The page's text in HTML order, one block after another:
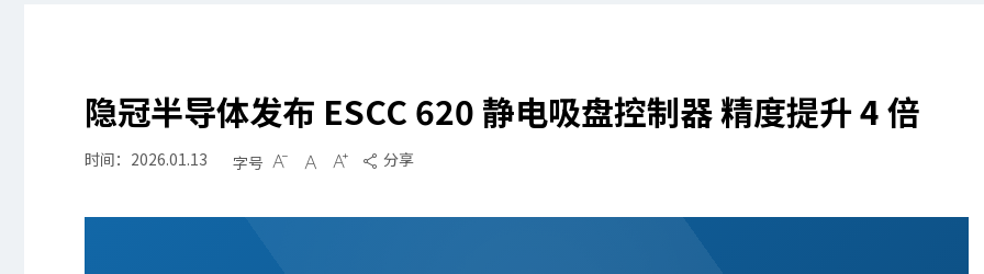
隐冠半导体发布 ESCC 620 静电吸盘控制器 精度提升 4 倍
时间：2026.01.13 字号     分享